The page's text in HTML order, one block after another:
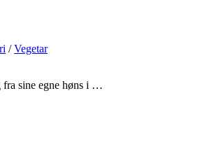
/Vegetar
fra sine egne høns i …